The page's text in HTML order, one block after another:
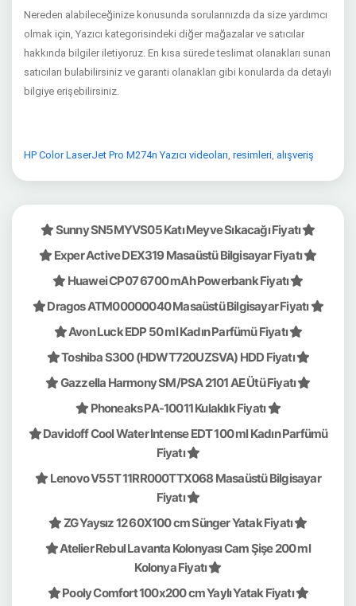
Nereden alabileceğinize konusunda sorularınızda da size yardımcı
olmak için, Yazıcı kategorisindeki diğer mağazalar ve satıcılar
hakkında bilgiler iletiyoruz. En kısa sürede teslimat olanakları sunan
satıcıları bulabilirsiniz ve garanti olanakları gibi konularda da detaylı
bilgiye erişebilirsiniz.
HP Color LaserJet Pro M274n Yazıcı videoları, resimleri, alışveriş
Sunny SN5MYVS05 Katı Meyve Sıkacağı Fiyatı
Exper Active DEX319 Masaüstü Bilgisayar Fiyatı
Huawei CP07 6700 mAh Powerbank Fiyatı
Dragos ATM00000040 Masaüstü Bilgisayar Fiyatı
Avon Luck EDP 50 ml Kadın Parfümü Fiyatı
Toshiba S300 (HDWT720UZSVA) HDD Fiyatı
Gazzella Harmony SM/PSA 2101 AE Ütü Fiyatı
Phoneaks PA-10011 Kulaklık Fiyatı
Davidoff Cool Water Intense EDT 100 ml Kadın Parfümü
Fiyatı
Lenovo V55T 11RR000TTX068 Masaüstü Bilgisayar
Fiyatı
ZG Yaysız 12 60X100 cm Sünger Yatak Fiyatı
Atelier Rebul Lavanta Kolonyası Cam Şişe 200 ml
Kolonya Fiyatı
Pooly Comfort 100x200 cm Yaylı Yatak Fiyatı